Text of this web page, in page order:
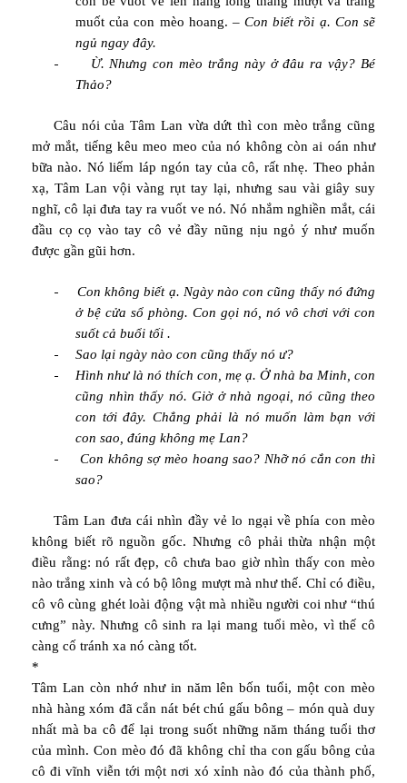
muốt của con mèo hoang. –Con biết rồi ạ. Con sẽ
ngủ ngay đây.
-
Ừ. Nhưng con mèo trắng này ở đâu ra vậy? Bé
Thảo?
Câu nói của Tâm Lan vừa dứt thì con mèo trắng cũng
mở mắt, tiếng kêu meo meo của nó không còn ai oán như
bữa nào. Nó liếm láp ngón tay của cô, rất nhẹ. Theo phản
xạ, Tâm Lan vội vàng rụt tay lại, nhưng sau vài giây suy
nghĩ, cô lại đưa tay ra vuốt ve nó. Nó nhắm nghiền mắt, cái
đầu cọ cọ vào tay cô vẻ đầy nũng nịu ngỏ ý như muốn
được gần gũi hơn.
-
Con không biết ạ. Ngày nào con cũng thấy nó đứng
ở bệ cửa sổ phòng. Con gọi nó, nó vô chơi với con
suốt cả buổi tối .
- Sao lại ngày nào con cũng thấy nó ư?
-
Hình như là nó thích con, mẹ ạ. Ở nhà ba Minh, con
cũng nhìn thấy nó. Giờ ở nhà ngoại, nó cũng theo
con tới đây. Chẳng phải là nó muốn làm bạn với
con sao, đúng không mẹ Lan?
-
Con không sợ mèo hoang sao? Nhỡ nó cắn con thì
sao?
Tâm Lan đưa cái nhìn đầy vẻ lo ngại về phía con mèo
không biết rõ nguồn gốc. Nhưng cô phải thừa nhận một
điều rằng: nó rất đẹp, cô chưa bao giờ nhìn thấy con mèo
nào trắng xinh và có bộ lông mượt mà như thế. Chỉ có điều,
cô vô cùng ghét loài động vật mà nhiều người coi như “thú
cưng” này. Nhưng cô sinh ra lại mang tuổi mèo, vì thế cô
càng cố tránh xa nó càng tốt.
*
Tâm Lan còn nhớ như in năm lên bốn tuổi, một con mèo
nhà hàng xóm đã cắn nát bét chú gấu bông – món quà duy
nhất mà ba cô để lại trong suốt những năm tháng tuổi thơ
của mình. Con mèo đó đã không chỉ tha con gấu bông của
cô đi vĩnh viễn tới một nơi xó xỉnh nào đó của thành phố,